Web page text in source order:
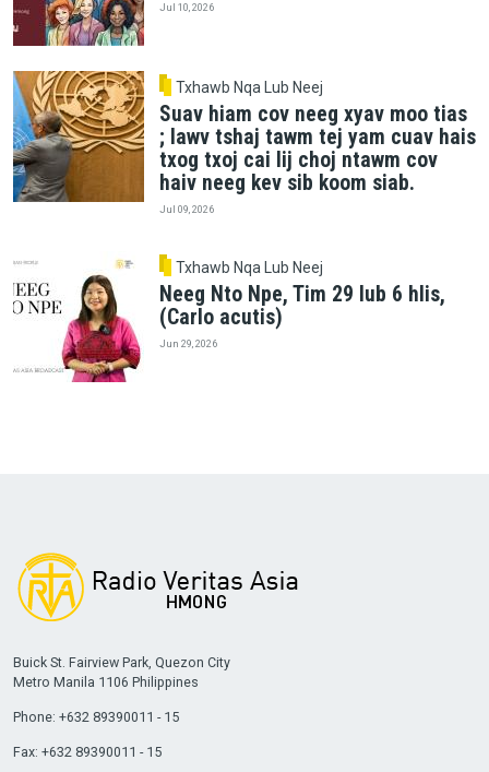
Jul 10, 2026
Txhawb Nqa Lub Neej
Suav hiam cov neeg xyav moo tias
; lawv tshaj tawm tej yam cuav hais
txog txoj cai lij choj ntawm cov
haiv neeg kev sib koom siab.
Jul 09, 2026
Txhawb Nqa Lub Neej
Neeg Nto Npe, Tim 29 lub 6 hlis,
(Carlo acutis)
Jun 29, 2026
Buick St. Fairview Park, Quezon City
Metro Manila 1106 Philippines
Phone: +632 89390011 - 15
Fax: +632 89390011 - 15